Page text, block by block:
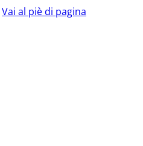
Vai al piè di pagina